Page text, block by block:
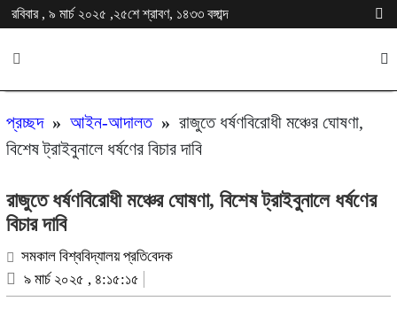
রবিবার , ৯ মার্চ ২০২৫ ,২৫শে শ্রাবণ, ১৪৩৩ বঙ্গাব্দ
প্রচ্ছদ» আইন-আদালত» রাজুতে ধর্ষণবিরোধী মঞ্চের ঘোষণা,
বিশেষ ট্রাইবুনালে ধর্ষণের বিচার দাবি
রাজুতে ধর্ষণবিরোধী মঞ্চের ঘোষণা, বিশেষ ট্রাইবুনালে ধর্ষণের
বিচার দাবি
সমকাল বিশ্ববিদ্যালয় প্রতি‌বেদক
৯ মার্চ ২০২৫ , ৪:১৫:১৫